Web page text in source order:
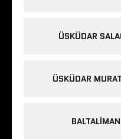
ÜSKÜDAR
ÜSKÜDAR